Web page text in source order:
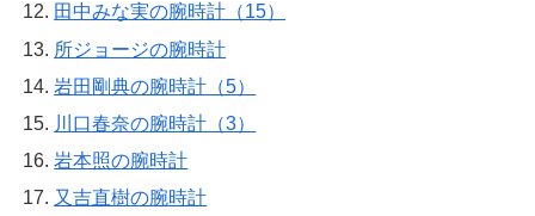
田中みな実の腕時計（15）
所ジョージの腕時計
岩田剛典の腕時計（5）
川口春奈の腕時計（3）
岩本照の腕時計
又吉直樹の腕時計